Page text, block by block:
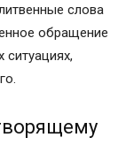
и
слова
обращение